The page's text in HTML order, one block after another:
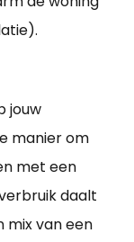
jouw
manier om
met een
daalt
mix van een